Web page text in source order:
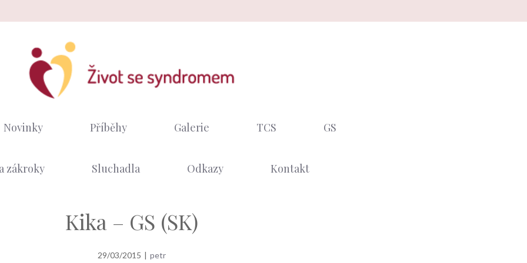
Novinky Příběhy Galerie TCS GS
zákroky Sluchadla Odkazy Kontakt
Kika – GS (SK)
29/03/2015 | petr